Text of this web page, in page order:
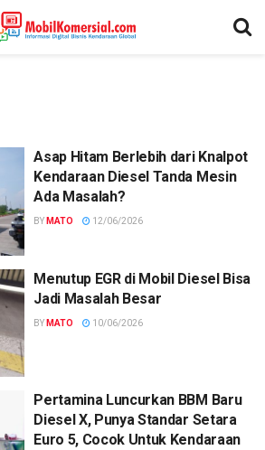
Asap Hitam Berlebih dari Knalpot
Kendaraan Diesel Tanda Mesin
Ada Masalah?
BY MATO 12/06/2026
Menutup EGR di Mobil Diesel Bisa
Jadi Masalah Besar
BY MATO 10/06/2026
Pertamina Luncurkan BBM Baru
Diesel X, Punya Standar Setara
Euro 5, Cocok Untuk Kendaraan